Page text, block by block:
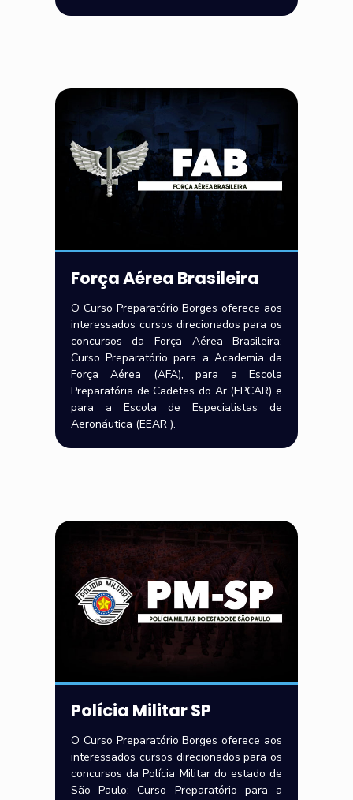
Força Aérea Brasileira
O Curso Preparatório Borges oferece aos
interessados cursos direcionados para os
concursos da Força Aérea Brasileira:
Curso Preparatório para a Academia da
Força Aérea (AFA), para a Escola
Preparatória de Cadetes do Ar (EPCAR) e
para a Escola de Especialistas de
Aeronáutica (EEAR ).
Polícia Militar SP
O Curso Preparatório Borges oferece aos
interessados cursos direcionados para os
concursos da Polícia Militar do estado de
São Paulo: Curso Preparatório para a